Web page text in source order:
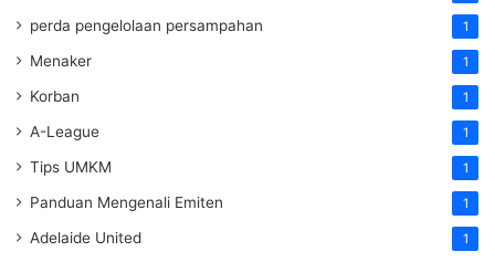
perda pengelolaan persampahan 1
Menaker 1
Korban 1
A-League 1
Tips UMKM 1
Panduan Mengenali Emiten 1
Adelaide United 1